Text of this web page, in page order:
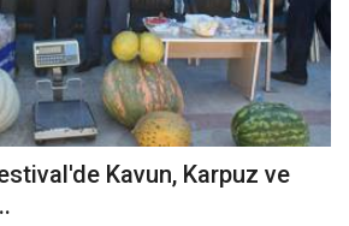
Kavun, Karpuz ve